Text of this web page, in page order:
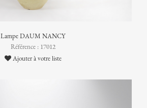
Lampe DAUM NANCY
Référence : 17012
Ajouter à votre liste